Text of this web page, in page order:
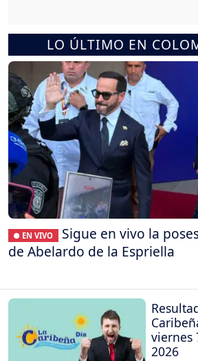
LO ÚLTIMO EN
● EN VIVO
Sigue en vivo la
de Abelardo de la Espriella
viernes
2026